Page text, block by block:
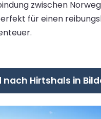
zwischen
für einen
Hirtshals in